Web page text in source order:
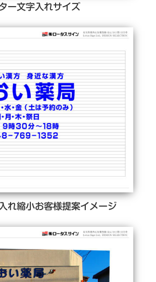
ー文字入れサイズ
れ縮小お客様提案イメージ